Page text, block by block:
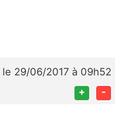
le 29/06/2017 à 09h52
+ -